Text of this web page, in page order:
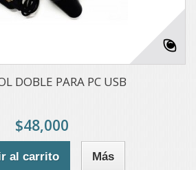
DOBLE PARA PC USB
$48,000
al carrito Más